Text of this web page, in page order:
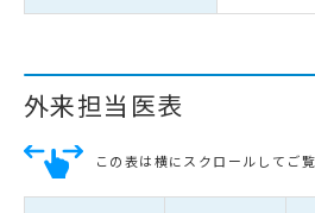
外来担当医表
この表は横にスクロールしてご覧